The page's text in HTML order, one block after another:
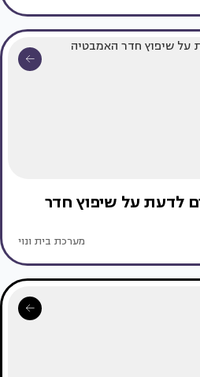
לדעת על שיפוץ חדר
מערכת בית ונוי